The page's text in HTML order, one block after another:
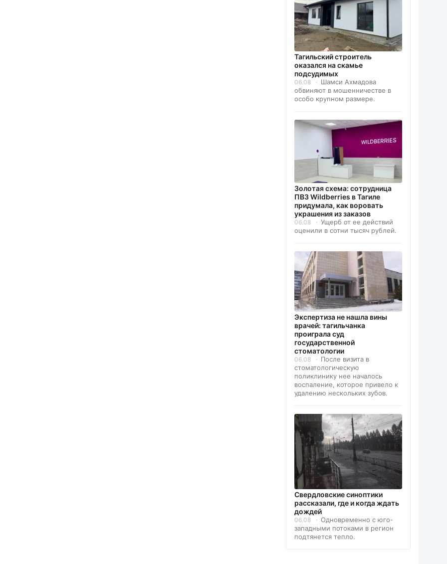
Тагильский строитель
оказался на скамье
подсудимых
06.08
Шамси Ахмадова
обвиняют в мошенничестве в
особо крупном размере.
Золотая схема: сотрудница
ПВЗ Wildberries в Тагиле
придумала, как воровать
украшения из заказов
06.08
Ущерб от ее действий
оценили в сотни тысяч рублей.
Экспертиза не нашла вины
врачей: тагильчанка
проиграла суд
государственной
стоматологии
06.08
После визита в
стоматологическую
поликлинику нее началось
воспаление, которое привело к
удалению нескольких зубов.
Свердловские синоптики
рассказали, где и когда ждать
дождей
06.08
Одновременно с юго-
западными потоками в регион
подтянется тепло.